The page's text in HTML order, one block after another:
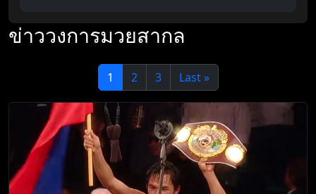
ข่าววงการมวยสากล
1 2 3 Last »